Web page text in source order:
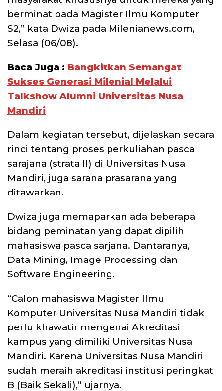
berminat pada Magister Ilmu Komputer
S2,” kata Dwiza pada Milenianews.com,
Selasa (06/08).
Baca Juga : Bangkitkan Semangat
Sukses Generasi Milenial Melalui
Talkshow Alumni Universitas Nusa
Mandiri
Dalam kegiatan tersebut, dijelaskan secara
rinci tentang proses perkuliahan pasca
sarajana (strata II) di Universitas Nusa
Mandiri, juga sarana prasarana yang
ditawarkan.
Dwiza juga memaparkan ada beberapa
bidang peminatan yang dapat dipilih
mahasiswa pasca sarjana. Dantaranya,
Data Mining, Image Processing dan
Software Engineering.
“Calon mahasiswa Magister Ilmu
Komputer Universitas Nusa Mandiri tidak
perlu khawatir mengenai Akreditasi
kampus yang dimiliki Universitas Nusa
Mandiri. Karena Universitas Nusa Mandiri
sudah meraih akreditasi institusi peringkat
B (Baik Sekali),” ujarnya.